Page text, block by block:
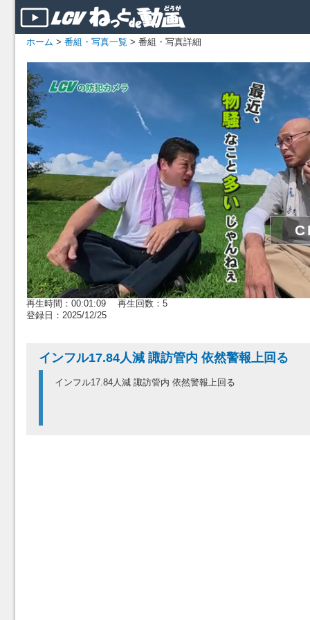
ホーム > 番組・写真一覧 > 番組・写真詳細
再生時間：00:01:09 再生回数：5
登録日：2025/12/25
インフル17.84人減 諏訪管内 依然警報上回る
インフル17.84人減 諏訪管内 依然警報上回る